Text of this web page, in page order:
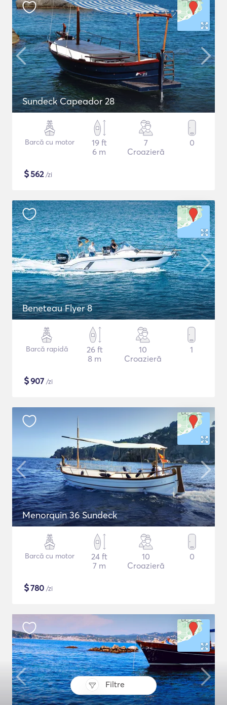
Filtre
Sundeck Capeador 28
Barcă cu motor
19 ft
6 m
7
Croazieră
0
$562/zi
Beneteau Flyer 8
Barcă rapidă
26 ft
8 m
10
Croazieră
1
$907 /zi
Menorquin 36 Sundeck
Barcă cu motor
24 ft
7 m
10
Croazieră
0
$780 /zi